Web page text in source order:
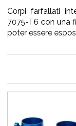
Corpi farfallati
7075-T6 con una
poter essere